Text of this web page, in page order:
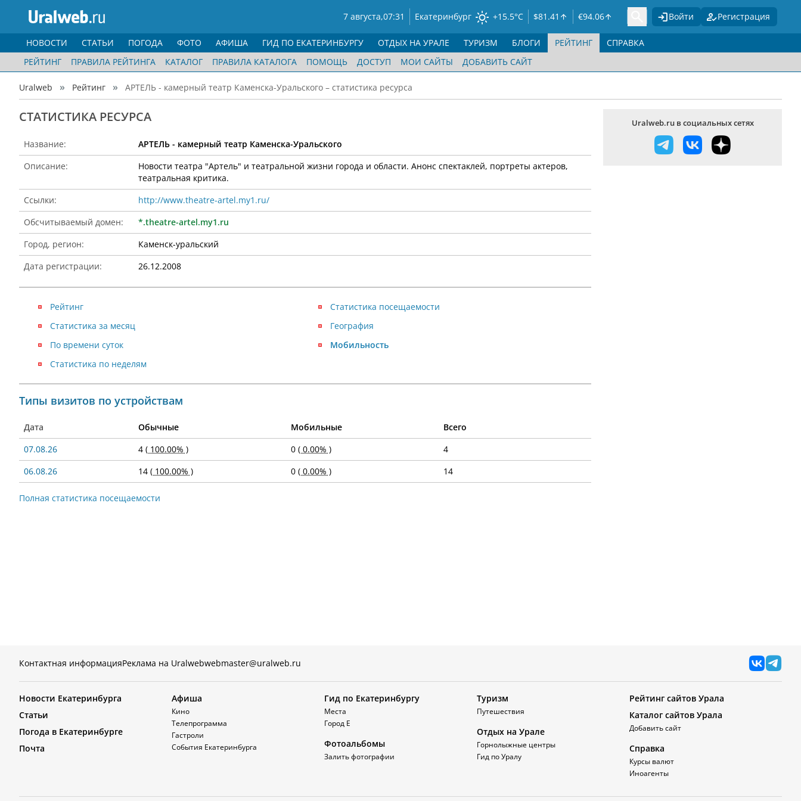
7 августа,07:31 Екатеринбург +15.5°C $81.41 €94.06 Войти Регистрация
НОВОСТИ СТАТЬИ ПОГОДА ФОТО АФИША ГИД ПО ЕКАТЕРИНБУРГУ ОТДЫХ НА УРАЛЕ ТУРИЗМ БЛОГИ
РЕЙТИНГ
РЕЙТИНГ
ПРАВИЛА РЕЙТИНГА КАТАЛОГ ПРАВИЛА КАТАЛОГА ПОМОЩЬ ДОСТУП МОИ САЙТЫ ДОБАВИТЬ САЙТ
СПРАВКА
Uralweb Рейтинг АРТЕЛЬ - камерный театр Каменска-Уральского – статистика ресурса
CТАТИСТИКА РЕСУРСА
Название:
АРТЕЛЬ - камерный театр Каменска-Уральского
Описание:
Новости театра "Артель" и театральной жизни города и области. Анонс спектаклей, портреты актеров,
театральная критика.
Ссылки:
http://www.theatre-artel.my1.ru/
Обсчитываемый домен:
*.theatre-artel.my1.ru
Город, регион:
Каменск-уральский
Дата регистрации:
26.12.2008
Рейтинг
Статистика посещаемости
Статистика за месяц
География
По времени суток
Мобильность
Статистика по неделям
Типы визитов по устройствам
Дата Обычные Мобильные
Всего
07.08.26
4 ( 100.00% ) 0 ( 0.00% )
4
06.08.26
14 ( 100.00% ) 0 ( 0.00% ) 14
Полная статистика посещаемости
Uralweb.ru в социальных сетях
Контактная информацияРеклама на Uralwebwebmaster@uralweb.ru
Новости Екатеринбурга
Статьи
Погода в Екатеринбурге
Почта
Афиша
Кино
Телепрограмма
Гастроли
События Екатеринбурга
Гид по Екатеринбургу
Места
Город Е
Фотоальбомы
Залить фотографии
Туризм
Путешествия
Отдых на Урале
Горнолыжные центры
Гид по Уралу
Рейтинг сайтов Урала
Каталог сайтов Урала
Добавить сайт
Справка
Курсы валют
Иноагенты